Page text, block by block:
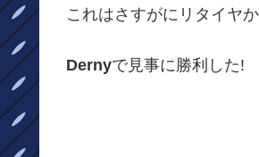
これはさすがにリタイヤ
Dernyで見事に勝利した!